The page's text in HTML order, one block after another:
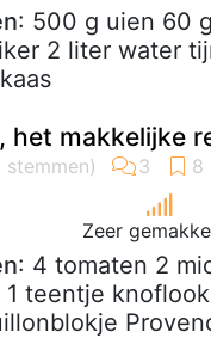
: 500 g uien 60
2 liter water
het makkelijke
Zeer
: 4 tomaten 2
1 teentje